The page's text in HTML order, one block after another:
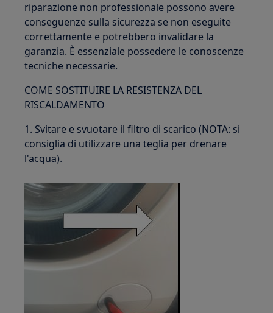
riparazione non professionale possono avere
conseguenze sulla sicurezza se non eseguite
correttamente e potrebbero invalidare la
garanzia. È essenziale possedere le conoscenze
tecniche necessarie.
COME SOSTITUIRE LA RESISTENZA DEL
RISCALDAMENTO
1. Svitare e svuotare il filtro di scarico (NOTA: si
consiglia di utilizzare una teglia per drenare
l'acqua).